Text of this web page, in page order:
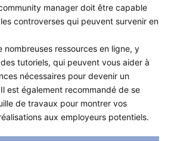
manager doit être capable
controverses qui peuvent survenir en
nombreuses ressources en ligne, y
tutoriels, qui peuvent vous aider à
nécessaires pour devenir un
est également recommandé de se
de travaux pour montrer vos
aux employeurs potentiels.